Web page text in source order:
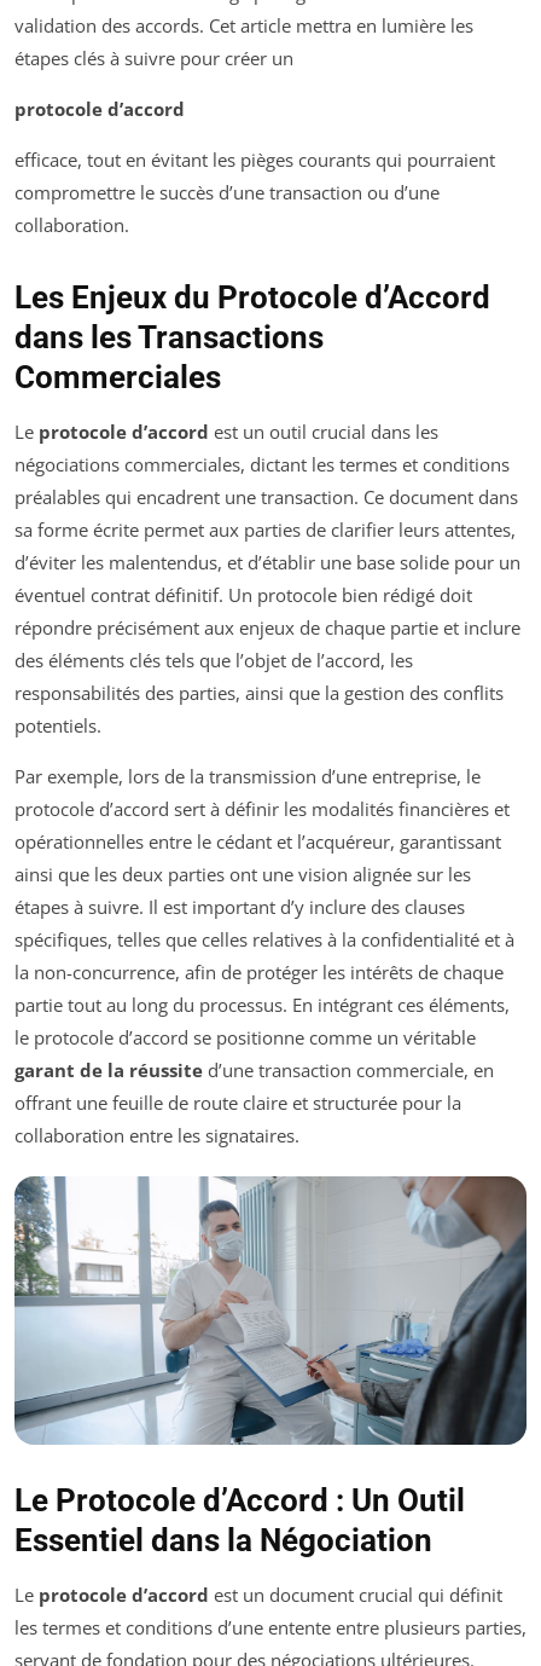
validation des accords. Cet article mettra en lumière les
étapes clés à suivre pour créer un
protocole d’accord
efficace, tout en évitant les pièges courants qui pourraient
compromettre le succès d’une transaction ou d’une
collaboration.
Les Enjeux du Protocole d’Accord
dans les Transactions
Commerciales
Le protocole d’accord est un outil crucial dans les
négociations commerciales, dictant les termes et conditions
préalables qui encadrent une transaction. Ce document dans
sa forme écrite permet aux parties de clarifier leurs attentes,
d’éviter les malentendus, et d’établir une base solide pour un
éventuel contrat définitif. Un protocole bien rédigé doit
répondre précisément aux enjeux de chaque partie et inclure
des éléments clés tels que l’objet de l’accord, les
responsabilités des parties, ainsi que la gestion des conflits
potentiels.
Par exemple, lors de la transmission d’une entreprise, le
protocole d’accord sert à définir les modalités financières et
opérationnelles entre le cédant et l’acquéreur, garantissant
ainsi que les deux parties ont une vision alignée sur les
étapes à suivre. Il est important d’y inclure des clauses
spécifiques, telles que celles relatives à la confidentialité et à
la non-concurrence, afin de protéger les intérêts de chaque
partie tout au long du processus. En intégrant ces éléments,
le protocole d’accord se positionne comme un véritable
garant de la réussite d’une transaction commerciale, en
offrant une feuille de route claire et structurée pour la
collaboration entre les signataires.
Le Protocole d’Accord : Un Outil
Essentiel dans la Négociation
Le protocole d’accord est un document crucial qui définit
les termes et conditions d’une entente entre plusieurs parties,
servant de fondation pour des négociations ultérieures.